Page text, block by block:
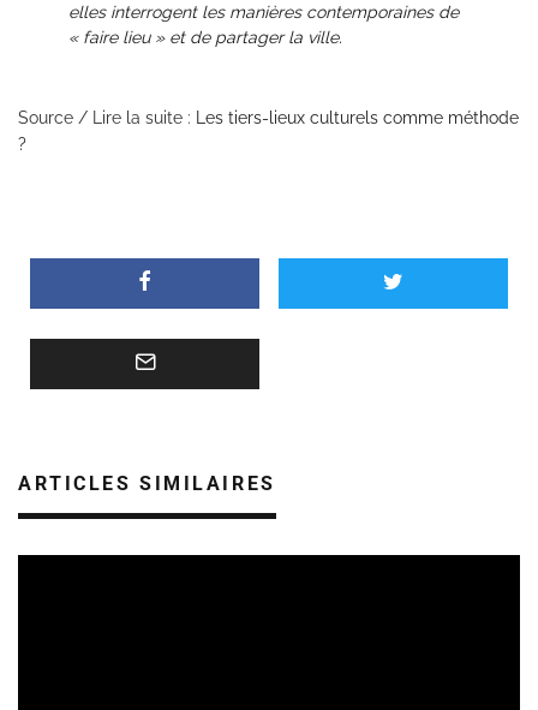
elles interrogent les manières contemporaines de
« faire lieu » et de partager la ville.
Source / Lire la suite :
Les tiers-lieux culturels comme méthode
?
ARTICLES SIMILAIRES